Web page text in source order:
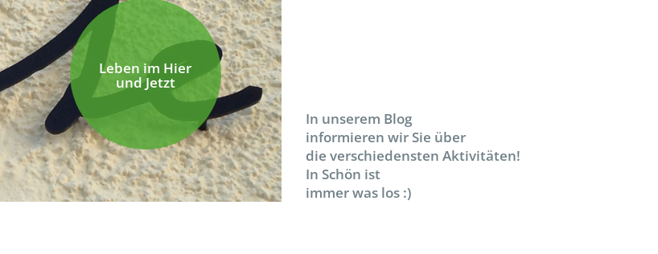
Leben im Hier
und Jetzt
In unserem Blog
informieren wir Sie über
die verschiedensten Aktivitäten!
In Schön ist
immer was los :)